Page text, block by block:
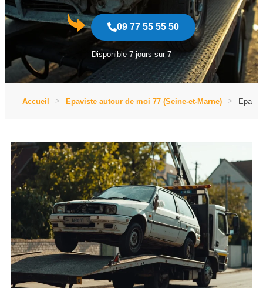
09 77 55 55 50
Disponible 7 jours sur 7
Accueil Epaviste autour de moi 77 (Seine-et-Marne)